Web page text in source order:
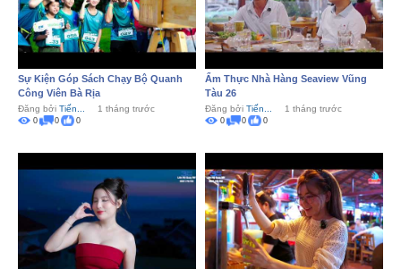
Sự Kiện Góp Sách Chạy Bộ Quanh
Công Viên Bà Rịa
Đăng bởi Tiến... 1 tháng trước
0 0 0
Ẩm Thực Nhà Hàng Seaview Vũng
Tàu 26
Đăng bởi Tiến... 1 tháng trước
0 0 0